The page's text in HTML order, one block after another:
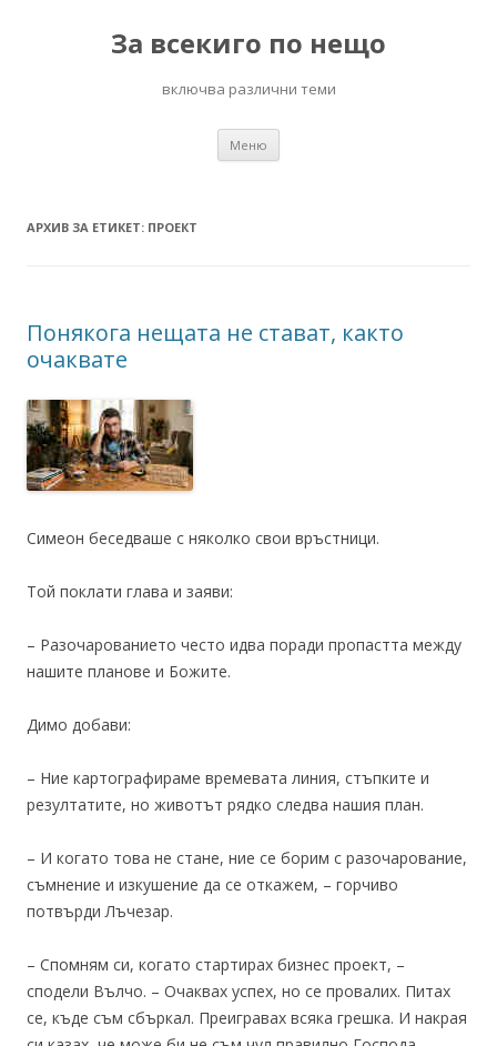
За всекиго по нещо
включва различни теми
Меню
АРХИВ ЗА ЕТИКЕТ: ПРОЕКТ
Понякога нещата не стават, както
очаквате
Симеон беседваше с няколко свои връстници.
Той поклати глава и заяви:
– Разочарованието често идва поради пропастта между
нашите планове и Божите.
Димо добави:
– Ние картографираме времевата линия, стъпките и
резултатите, но животът рядко следва нашия план.
– И когато това не стане, ние се борим с разочарование,
съмнение и изкушение да се откажем, – горчиво
потвърди Лъчезар.
– Спомням си, когато стартирах бизнес проект, –
сподели Вълчо. – Очаквах успех, но се провалих. Питах
се, къде съм сбъркал. Преигравах всяка грешка. И накрая